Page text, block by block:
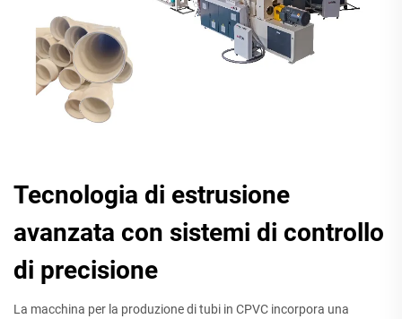
Tecnologia di estrusione
avanzata con sistemi di controllo
di precisione
La macchina per la produzione di tubi in CPVC incorpora una